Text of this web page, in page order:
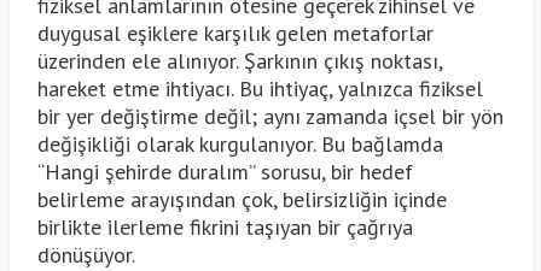
fiziksel anlamlarının ötesine geçerek zihinsel ve
duygusal eşiklere karşılık gelen metaforlar
üzerinden ele alınıyor. Şarkının çıkış noktası,
hareket etme ihtiyacı. Bu ihtiyaç, yalnızca fiziksel
bir yer değiştirme değil; aynı zamanda içsel bir yön
değişikliği olarak kurgulanıyor. Bu bağlamda
“Hangi şehirde duralım” sorusu, bir hedef
belirleme arayışından çok, belirsizliğin içinde
birlikte ilerleme fikrini taşıyan bir çağrıya
dönüşüyor.